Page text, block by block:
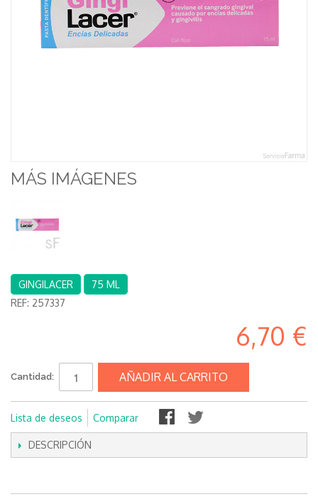
MÁS IMÁGENES
GINGILACER
75 ML
REF: 257337
6,70 €
Cantidad: AÑADIR AL CARRITO
Lista de deseos Comparar
DESCRIPCIÓN